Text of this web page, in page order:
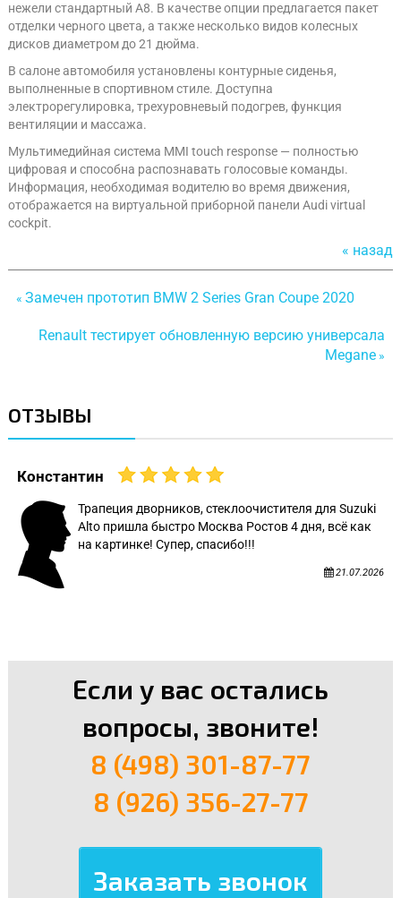
нежели стандартный A8. В качестве опции предлагается пакет
отделки черного цвета, а также несколько видов колесных
дисков диаметром до 21 дюйма.
В салоне автомобиля установлены контурные сиденья,
выполненные в спортивном стиле. Доступна
электрорегулировка, трехуровневый подогрев, функция
вентиляции и массажа.
Мультимедийная система MMI touch response — полностью
цифровая и способна распознавать голосовые команды.
Информация, необходимая водителю во время движения,
отображается на виртуальной приборной панели Audi virtual
cockpit.
« назад
« Замечен прототип BMW 2 Series Gran Coupe 2020
Renault тестирует обновленную версию универсала
Megane »
ОТЗЫВЫ
Константин
Трапеция дворников, стеклоочистителя для Suzuki
Alto пришла быстро Москва Ростов 4 дня, всё как
на картинке! Супер, спасибо!!!
21.07.2026
Если у вас остались
вопросы, звоните!
8 (498) 301-87-77
8 (926) 356-27-77